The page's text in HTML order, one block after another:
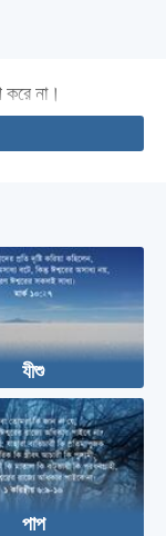
করে না।
যীশু
পাপ